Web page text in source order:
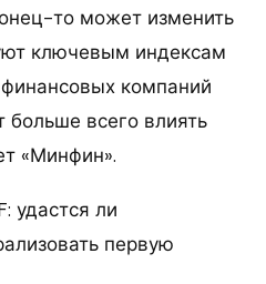
то может изменить
ключевым индексам
компаний
больше всего влиять
«Минфин».
удастся ли
первую